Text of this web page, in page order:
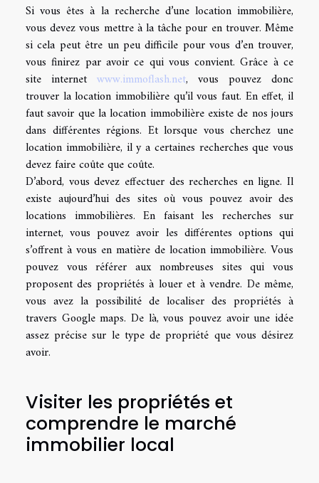
Si vous êtes à la recherche d’une location immobilière,
vous devez vous mettre à la tâche pour en trouver. Même
si cela peut être un peu difficile pour vous d’en trouver,
vous finirez par avoir ce qui vous convient. Grâce à ce
site internet www.immoflash.net, vous pouvez donc
trouver la location immobilière qu’il vous faut. En effet, il
faut savoir que la location immobilière existe de nos jours
dans différentes régions. Et lorsque vous cherchez une
location immobilière, il y a certaines recherches que vous
devez faire coûte que coûte.
D’abord, vous devez effectuer des recherches en ligne. Il
existe aujourd’hui des sites où vous pouvez avoir des
locations immobilières. En faisant les recherches sur
internet, vous pouvez avoir les différentes options qui
s’offrent à vous en matière de location immobilière. Vous
pouvez vous référer aux nombreuses sites qui vous
proposent des propriétés à louer et à vendre. De même,
vous avez la possibilité de localiser des propriétés à
travers Google maps. De là, vous pouvez avoir une idée
assez précise sur le type de propriété que vous désirez
avoir.
Visiter les propriétés et
comprendre le marché
immobilier local